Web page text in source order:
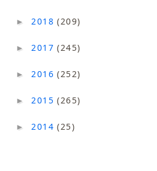
► 2018(209)
► 2017(245)
► 2016(252)
► 2015(265)
► 2014(25)